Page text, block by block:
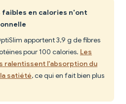
faibles en calories n'ont
apportent 3,9 g de fibres
pour 100 calories. Les
ralentissent l'absorption du
satiété, ce qui en fait bien plus